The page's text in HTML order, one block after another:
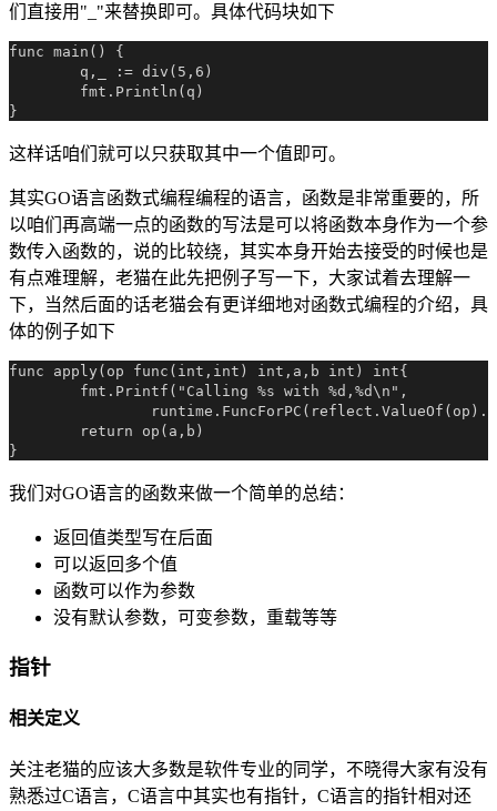
们直接用"_"来替换即可。具体代码块如下
func main() {
这样话咱们就可以只获取其中一个值即可。
其实GO语言函数式编程编程的语言，函数是非常重要的，所
以咱们再高端一点的函数的写法是可以将函数本身作为一个参
数传入函数的，说的比较绕，其实本身开始去接受的时候也是
有点难理解，老猫在此先把例子写一下，大家试着去理解一
下，当然后面的话老猫会有更详细地对函数式编程的介绍，具
体的例子如下
func apply(op func(int,int) int,a,b int) int{
我们对GO语言的函数来做一个简单的总结：
返回值类型写在后面
可以返回多个值
函数可以作为参数
没有默认参数，可变参数，重载等等
指针
相关定义
关注老猫的应该大多数是软件专业的同学，不晓得大家有没有
熟悉过C语言，C语言中其实也有指针，C语言的指针相对还